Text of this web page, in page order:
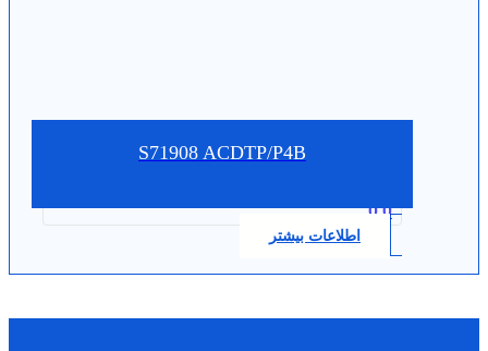
S71908 ACDTP/P4B
0.0
اطلاعات بیشتر